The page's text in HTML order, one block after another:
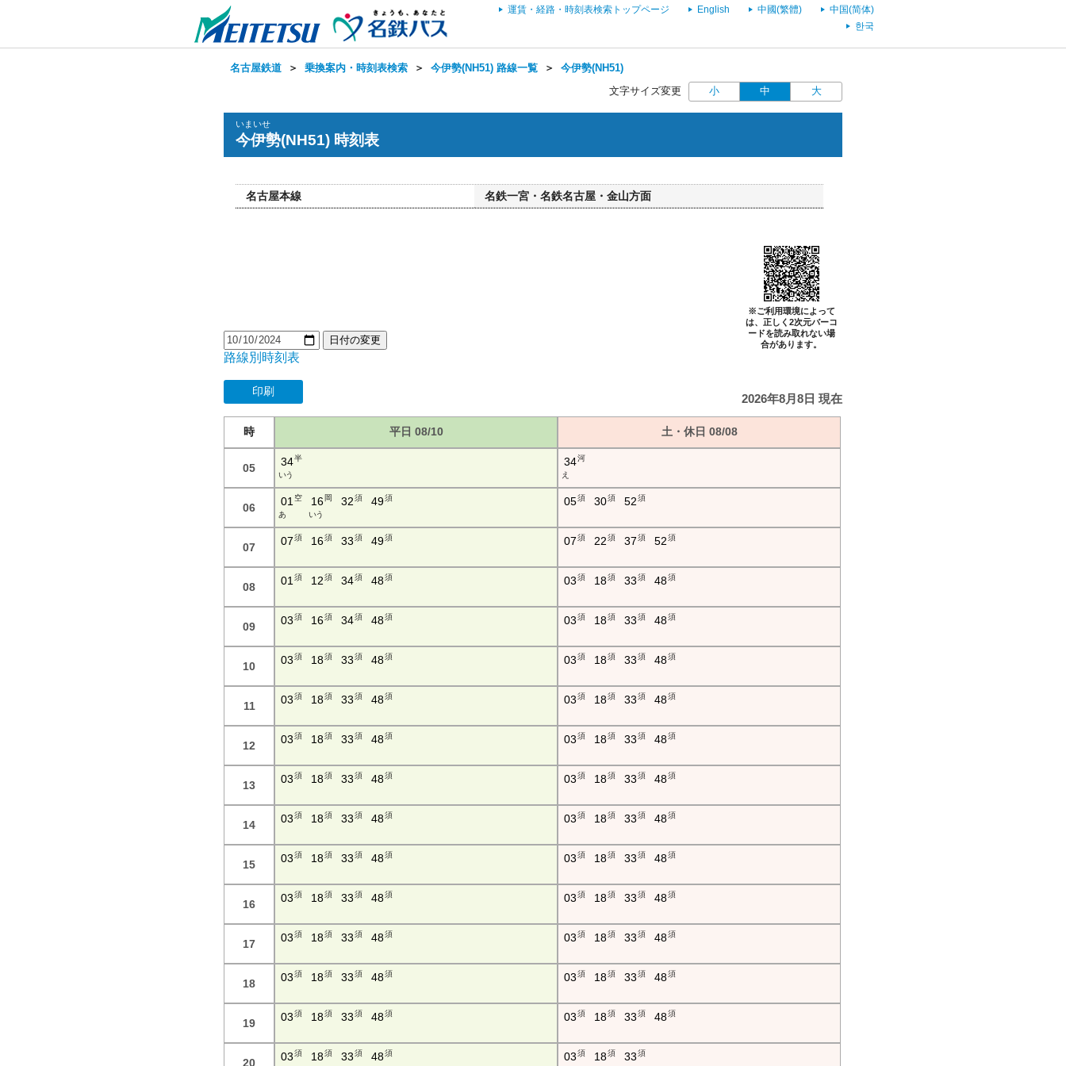
運賃・経路・時刻表検索トップページ English 中國(繁體)
中国(简体)
한국
名古屋鉄道 ＞ 乗換案内・時刻表検索 ＞ 今伊勢(NH51) 路線一覧 ＞ 今伊勢(NH51)
文字サイズ変更 小 中 大
いまいせ
今伊勢(NH51) 時刻表
名古屋本線 名鉄一宮・名鉄名古屋・金山方面
※ご利用環境によって
は、正しく2次元バーコ
ードを読み取れない場
合があります。
日付の変更
路線別時刻表
印刷
2026年8月8日 現在
時 平日 08/10 土・休日 08/08
05 34半
い う
34河
え
06 01空
あ
16岡
い う
32 須 49須 05須 30須 52 須
07 07須 16須 33 須 49須 07須 22須 37 須 52 須
08 01須 12須 34須 48須 03須 18須 33 須 48須
09 03須 16須 34須 48須 03須 18須 33 須 48須
10 03須 18須 33 須 48須 03須 18須 33 須 48須
11 03須 18須 33 須 48須 03須 18須 33 須 48須
12 03須 18須 33 須 48須 03須 18須 33 須 48須
13 03須 18須 33 須 48須 03須 18須 33 須 48須
14 03須 18須 33 須 48須 03須 18須 33 須 48須
15 03須 18須 33 須 48須 03須 18須 33 須 48須
16 03須 18須 33 須 48須 03須 18須 33 須 48須
17 03須 18須 33 須 48須 03須 18須 33 須 48須
18 03須 18須 33 須 48須 03須 18須 33 須 48須
19 03須 18須 33 須 48須 03須 18須 33 須 48須
20 03須 18須 33 須 48須 03須 18須 33 須